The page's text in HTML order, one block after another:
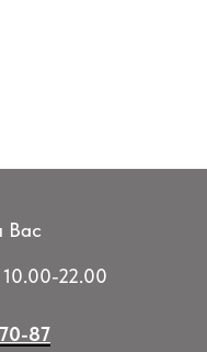
Вас
22.00
87